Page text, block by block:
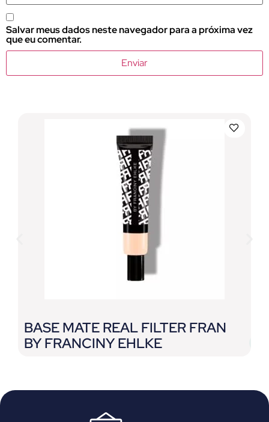
Salvar meus dados neste navegador para a próxima vez
que eu comentar.
BASE MATE REAL FILTER FRAN
BY FRANCINY EHLKE